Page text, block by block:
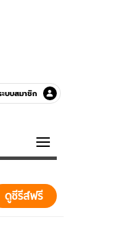
ะบบสมาชิก
ดูซีรีส์ฟรี